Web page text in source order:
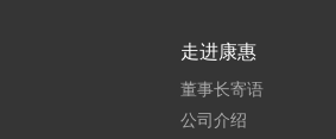
走进康惠
董事长寄语
公司介绍